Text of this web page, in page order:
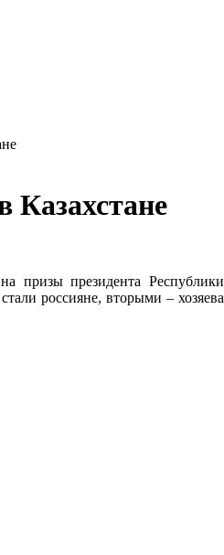
Казахстане
президента Республики
россияне, вторыми – хозяева